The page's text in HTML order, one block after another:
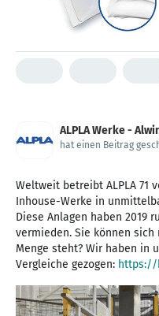
ALPLA Werke -
hat einen Beitrag
Weltweit betreibt ALPLA 71
Inhouse-Werke in
Diese Anlagen haben 2019
vermieden. Sie können
Menge steht? Wir haben in
Vergleiche gezogen: https://